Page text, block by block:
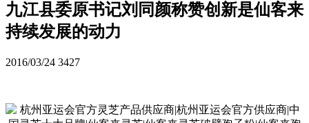
九江县委原书记刘同颜称赞创新是仙客来
持续发展的动力
2016/03/24 3427